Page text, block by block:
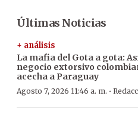
Últimas Noticias
+ análisis
La mafia del Gota a gota:
negocio extorsivo
acecha a Paraguay
Agosto 7, 2026 11:46 a. m. ·